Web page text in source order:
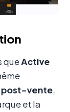
queActive
post-vente,
et la